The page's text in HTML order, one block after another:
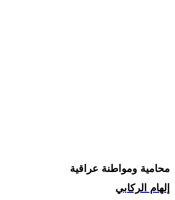
محامية ومواطنة عراقية
إلهام الركابي